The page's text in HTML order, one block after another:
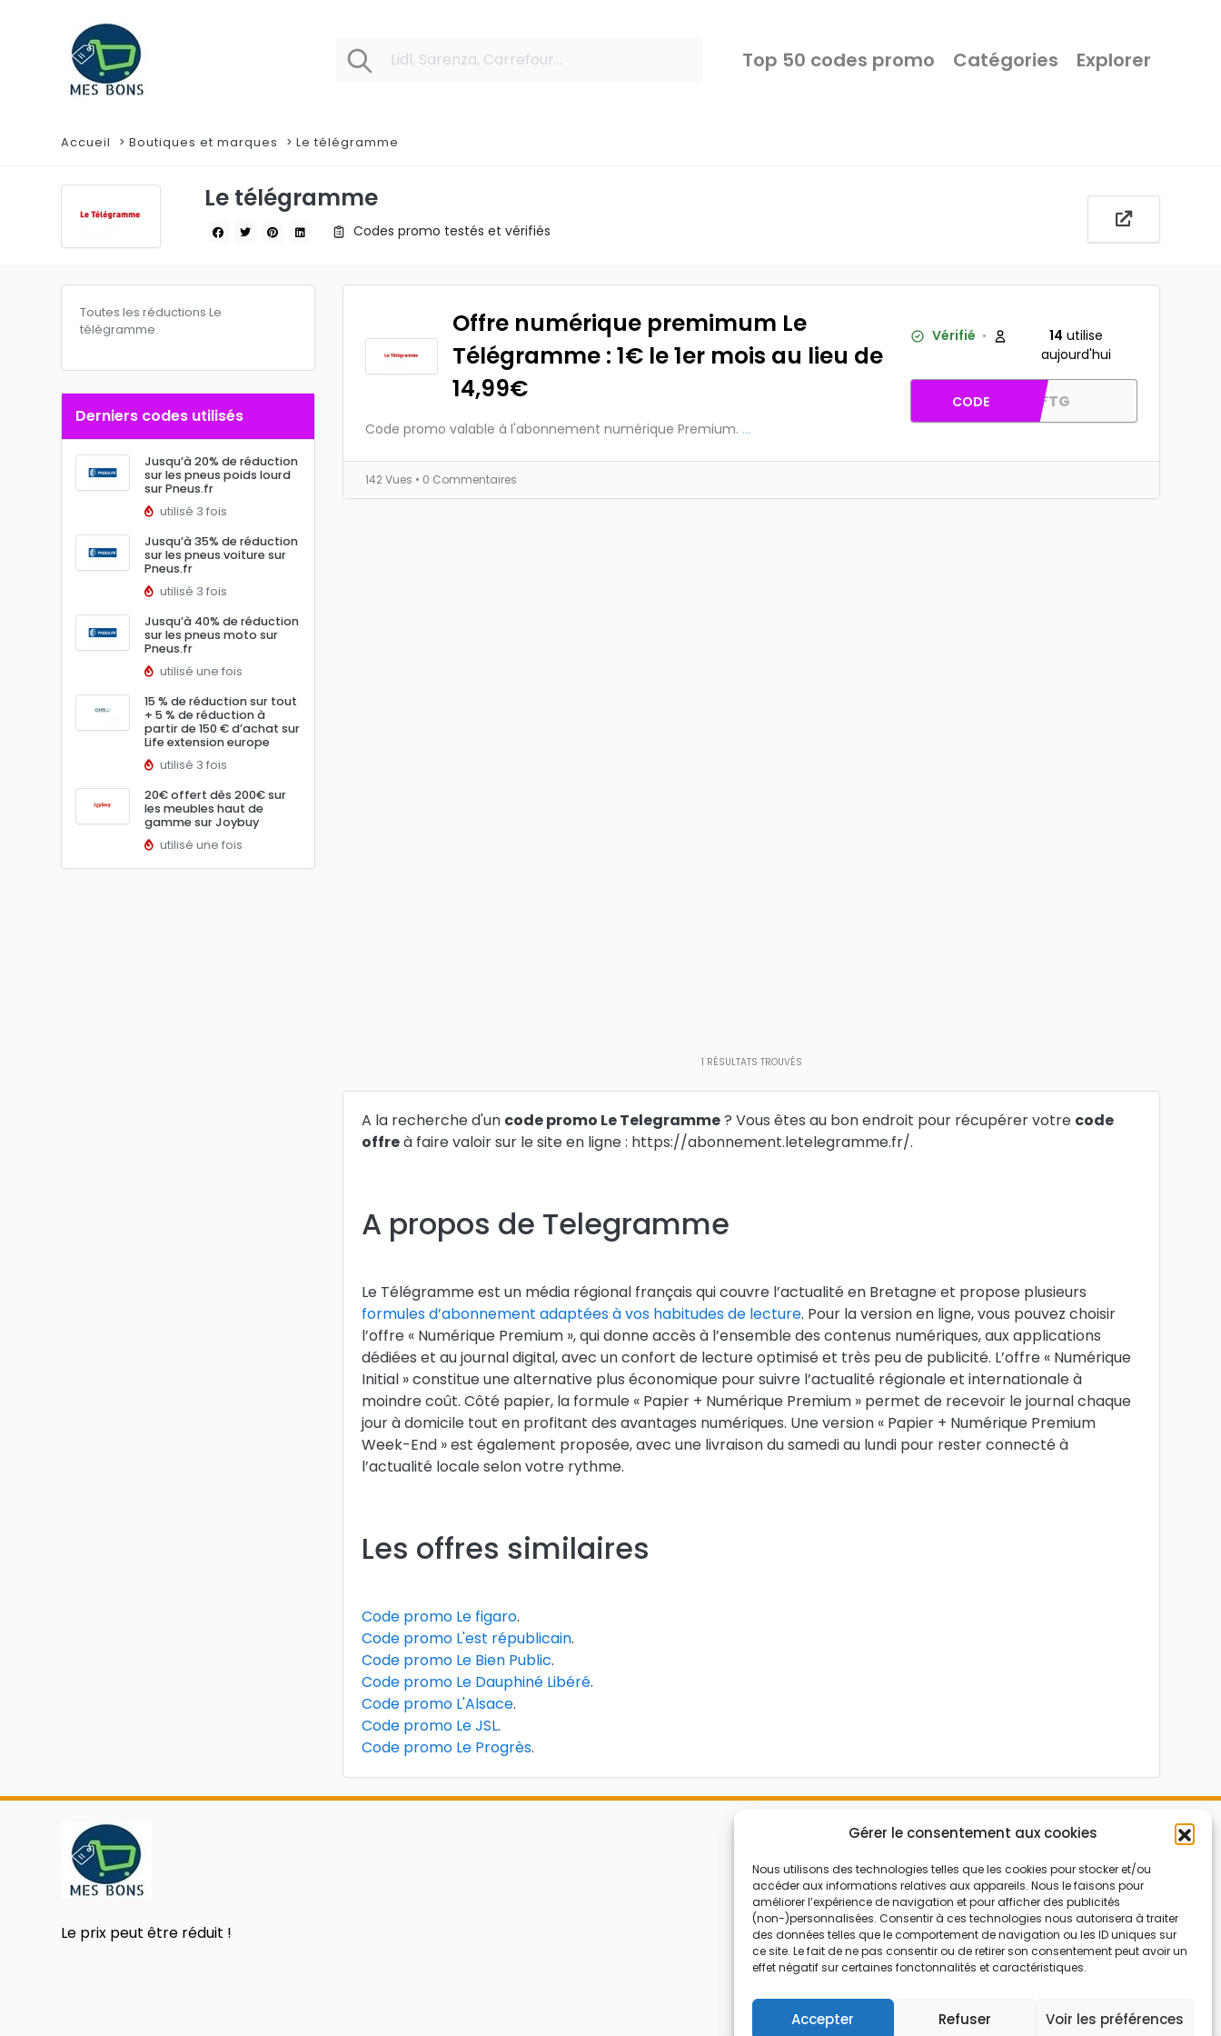
Gérer le consentement aux cookies
Nous utilisons des technologies telles que les cookies pour stocker et/ou
accéder aux informations relatives aux appareils. Nous le faisons pour
améliorer l’expérience de navigation et pour afficher des publicités
(non-)personnalisées. Consentir à ces technologies nous autorisera à traiter
des données telles que le comportement de navigation ou les ID uniques sur
ce site. Le fait de ne pas consentir ou de retirer son consentement peut avoir un
effet négatif sur certaines fonctonnalités et caractéristiques.
Accepter Refuser Voir les préférences
Top 50 codes promo Catégories Explorer
Accueil Boutiques et marques Le télégramme
Le télégramme
Codes promo testés et vérifiés
Toutes les réductions Le
télégramme.
Derniers codes utilisés
Jusqu’à 20% de réduction
sur les pneus poids lourd
sur Pneus.fr
utilisé 3 fois
Jusqu’à 35% de réduction
sur les pneus voiture sur
Pneus.fr
utilisé 3 fois
Jusqu’à 40% de réduction
sur les pneus moto sur
Pneus.fr
utilisé une fois
15 % de réduction sur tout
+ 5 % de réduction à
partir de 150 € d’achat sur
Life extension europe
utilisé 3 fois
20€ offert dès 200€ sur
les meubles haut de
gamme sur Joybuy
utilisé une fois
Offre numérique premimum Le
Télégramme : 1€ le 1er mois au lieu de
14,99€
Code promo valable à l'abonnement numérique Premium. ...
Vérifié 14 utilise
aujourd'hui
AFFTG
CODE
142 Vues • 0 Commentaires
1 RÉSULTATS TROUVÉS
A la recherche d'un code promo Le Telegramme? Vous êtes au bon endroit pour récupérer votre code
offreà faire valoir sur le site en ligne : https://abonnement.letelegramme.fr/.
A propos de Telegramme
Le Télégramme est un média régional français qui couvre l’actualité en Bretagne et propose plusieurs
formules d’abonnement adaptées à vos habitudes de lecture. Pour la version en ligne, vous pouvez choisir
l’offre « Numérique Premium », qui donne accès à l’ensemble des contenus numériques, aux applications
dédiées et au journal digital, avec un confort de lecture optimisé et très peu de publicité. L’offre « Numérique
Initial » constitue une alternative plus économique pour suivre l’actualité régionale et internationale à
moindre coût. Côté papier, la formule « Papier + Numérique Premium » permet de recevoir le journal chaque
jour à domicile tout en profitant des avantages numériques. Une version « Papier + Numérique Premium
Week-End » est également proposée, avec une livraison du samedi au lundi pour rester connecté à
l’actualité locale selon votre rythme.
Les offres similaires
Code promo Le figaro.
Code promo L'est républicain.
Code promo Le Bien Public.
Code promo Le Dauphiné Libéré.
Code promo L'Alsace.
Code promo Le JSL.
Code promo Le Progrès.
Le prix peut être réduit !
Mes Bons
FAQ
Qui sommes nous
Contactez-nous
Mentions légales
Código promocional
Bonnes affaires
Code réduction
Bons plans
Soldes
French Days
Black Friday